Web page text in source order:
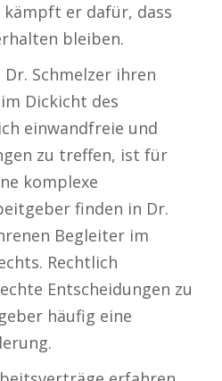
er dafür, dass
bleiben.
Schmelzer ihren
Dickicht des
einwandfreie und
zu treffen, ist für
komplexe
finden in Dr.
Begleiter im
Rechtlich
Entscheidungen zu
häufig eine